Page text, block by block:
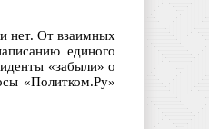
нет. От взаимных
единого
«забыли» о
«Политком.Ру»